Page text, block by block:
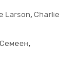
Larson, Charlie
Семеен,